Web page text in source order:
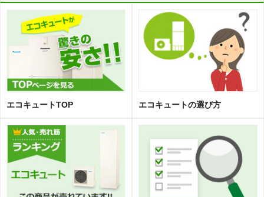
エコキュートTOP エコキュートの選び方